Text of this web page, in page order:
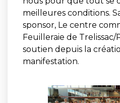
meilleures conditions.
sponsor, Le centre
Feuilleraie de
soutien depuis la
manifestation.